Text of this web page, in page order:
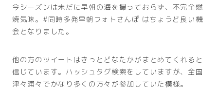
今シーズンは未だに早朝の海を撮っておらず、不完全燃
焼気味。#同時多発早朝フォトさんぽ はちょうど良い機
会となりました。
他の方のツイートはきっとどなたかがまとめてくれると
信じています。ハッシュタグ検索をしていますが、全国
津々浦々でかなり多くの方々が参加していた模様。